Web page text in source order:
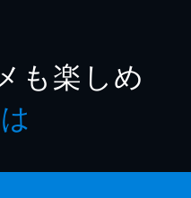
も楽しめ